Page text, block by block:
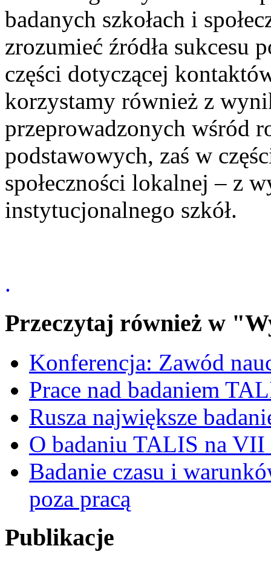
badanych szkołach i
zrozumieć źródła sukcesu
części dotyczącej
korzystamy również z
przeprowadzonych wśród
podstawowych, zaś w
społeczności lokalnej – z
instytucjonalnego szkół.
.
Przeczytaj również w
Konferencja: Zawód
Prace nad badaniem
Rusza największe
O badaniu TALIS na VII
Badanie czasu i
poza pracą
Publikacje